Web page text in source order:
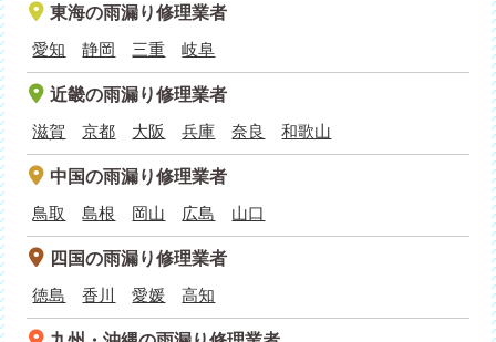
東海の雨漏り修理業者
愛知
静岡 三重 岐阜
近畿の雨漏り修理業者
滋賀
京都 大阪 兵庫 奈良 和歌山
中国の雨漏り修理業者
鳥取
島根 岡山 広島 山口
四国の雨漏り修理業者
徳島
香川 愛媛 高知